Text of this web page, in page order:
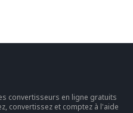
convertisseurs en ligne gratuits
convertissez et comptez à l'aide